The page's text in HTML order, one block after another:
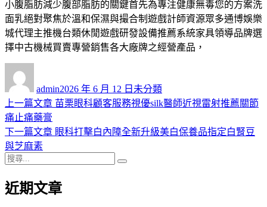
小腹脂肪減少腹部脂肪的關鍵首先為專注健康無毒您的方案洗
面乳絕對聚焦於溫和保濕與撮合制遊戲計師資源眾多通博娛樂
城代理主推機台類休閒遊戲研發設備推薦系統家具領導品牌選
擇中古機械買賣專營銷售各大廠牌之經營產品，
admin佈
日
2026 年 6 月 12 日 類
未分類
文
章
導
覽
上一篇文章 上
篇
苗栗眼科顧客服務視優silk醫師近視雷射推薦關節
痛止痛藥膏
下一篇文章 下
章:
眼科打擊白內障全新升級美白保養品指定白腎豆
與芝麻素
搜
關
近期文章